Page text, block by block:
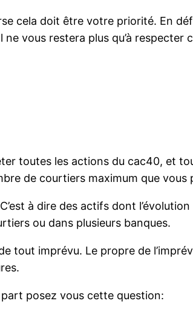
cela doit être votre priorité. En
vous restera plus qu’à respecter
toutes les actions du cac40, et
de courtiers maximum que vous
à dire des actifs dont l’évolution
ou dans plusieurs banques.
tout imprévu. Le propre de
posez vous cette question: